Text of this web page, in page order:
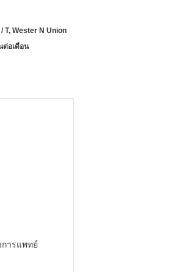
/ T, Wester N Union
ต่อเดือน
ารแพทย์